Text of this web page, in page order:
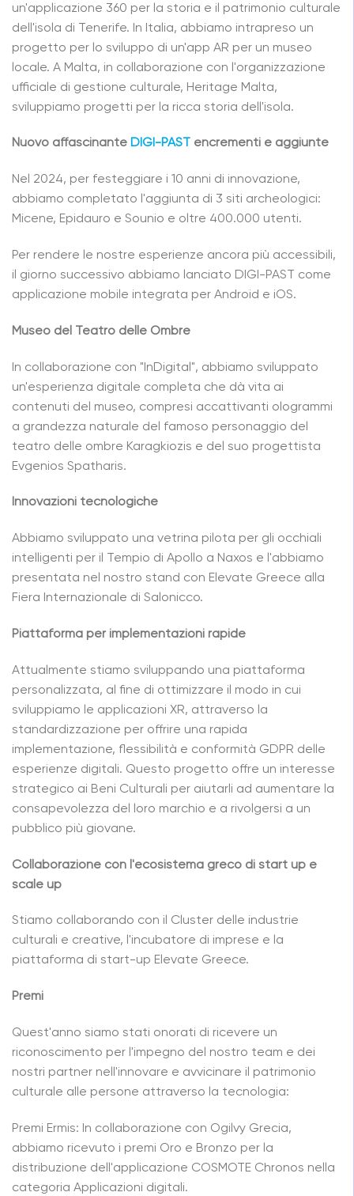
un'applicazione 360 per la storia e il patrimonio culturale
dell'isola di Tenerife. In Italia, abbiamo intrapreso un
progetto per lo sviluppo di un'app AR per un museo
locale. A Malta, in collaborazione con l'organizzazione
ufficiale di gestione culturale, Heritage Malta,
sviluppiamo progetti per la ricca storia dell'isola.
Nuovo affascinante DIGI-PAST encrementi e aggiunte
Nel 2024, per festeggiare i 10 anni di innovazione,
abbiamo completato l'aggiunta di 3 siti archeologici:
Micene, Epidauro e Sounio e oltre 400.000 utenti.
Per rendere le nostre esperienze ancora più accessibili,
il giorno successivo abbiamo lanciato DIGI-PAST come
applicazione mobile integrata per Android e iOS.
Museo del Teatro delle Ombre
In collaborazione con "InDigital", abbiamo sviluppato
un'esperienza digitale completa che dà vita ai
contenuti del museo, compresi accattivanti ologrammi
a grandezza naturale del famoso personaggio del
teatro delle ombre Karagkiozis e del suo progettista
Evgenios Spatharis.
Innovazioni tecnologiche
Abbiamo sviluppato una vetrina pilota per gli occhiali
intelligenti per il Tempio di Apollo a Naxos e l'abbiamo
presentata nel nostro stand con Elevate Greece alla
Fiera Internazionale di Salonicco.
Piattaforma per implementazioni rapide
Attualmente stiamo sviluppando una piattaforma
personalizzata, al fine di ottimizzare il modo in cui
sviluppiamo le applicazioni XR, attraverso la
standardizzazione per offrire una rapida
implementazione, flessibilità e conformità GDPR delle
esperienze digitali. Questo progetto offre un interesse
strategico ai Beni Culturali per aiutarli ad aumentare la
consapevolezza del loro marchio e a rivolgersi a un
pubblico più giovane.
Collaborazione con l'ecosistema greco di start up e
scale up
Stiamo collaborando con il Cluster delle industrie
culturali e creative, l'incubatore di imprese e la
piattaforma di start-up Elevate Greece.
Premi
Quest'anno siamo stati onorati di ricevere un
riconoscimento per l'impegno del nostro team e dei
nostri partner nell'innovare e avvicinare il patrimonio
culturale alle persone attraverso la tecnologia:
Premi Ermis: In collaborazione con Ogilvy Grecia,
abbiamo ricevuto i premi Oro e Bronzo per la
distribuzione dell'applicazione COSMOTE Chronos nella
categoria Applicazioni digitali.